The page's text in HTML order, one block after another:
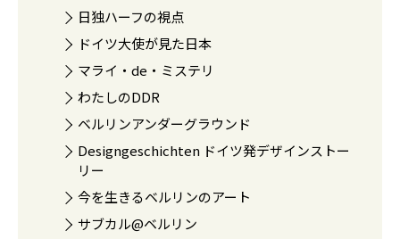
日独ハーフの視点
ドイツ大使が見た日本
マライ・de・ミステリ
わたしのDDR
ベルリンアンダーグラウンド
Designgeschichten ドイツ発デザインストー
リー
今を生きるベルリンのアート
サブカル@ベルリン